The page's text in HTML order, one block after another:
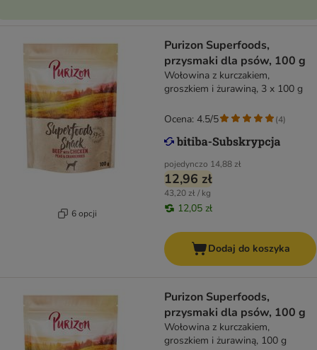
6 opcji
Purizon Superfoods,
przysmaki dla psów, 100 g
Wołowina z kurczakiem,
groszkiem i żurawiną, 3 x 100 g
pojedynczo 14,88 zł
12,96 zł
43,20 zł / kg
12,05 zł
Ocena: 4.5/5 (4)
Dodaj do koszyka
Purizon Superfoods,
przysmaki dla psów, 100 g
Wołowina z kurczakiem,
groszkiem i żurawiną, 100 g